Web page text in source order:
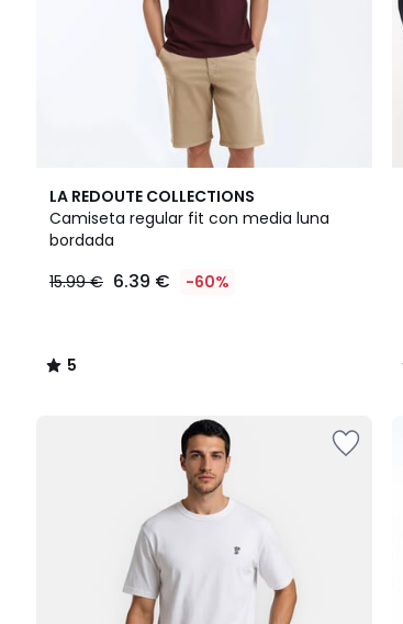
LA REDOUTE COLLECTIONS
Camiseta regular fit con media luna
bordada
15.99 € 6.39 € -60%
5
/
5
5
/